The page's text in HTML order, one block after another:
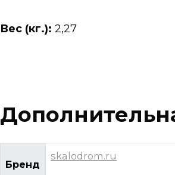
Вес (кг.): 2,27
Бренд
skalodrom.ru